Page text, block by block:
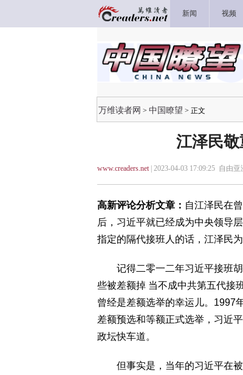
新闻 视频
万维读者网 > 中国瞭望 > 正文
江泽民
www.creaders.net| 2023-04-03 17:09:25 自由亚
高新评论分析文章： 自江泽民在
后，习近平就已经成为中央领导
指定的隔代接班人的话，江泽民
记得二零一二年习近平接班胡
些被差额掉 当不成中共第五代接
曾经是差额选举的幸运儿。1997
差额预选和等额正式选举，习近
政坛快车道。
但事实是，当年的习近平在被